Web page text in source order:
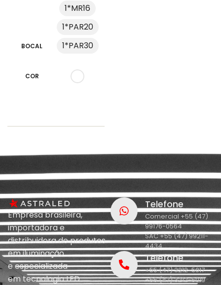
BOCAL
1*MR16
1*PAR20
1*PAR30
COR
Empresa brasileira,
importadora e
distribuidora de produtos
em iluminação
eespecializada
emtecnologia LED.
Telefone
Comercial +55 (47)
99176-0564
SAC +55 (47) 99211-
4434
Telefone
+55 (47) 3212-5017
+55 (47) 3212-5019